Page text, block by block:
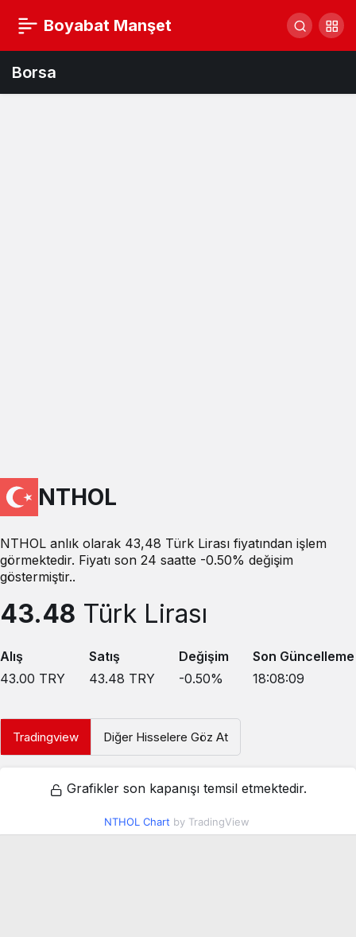
Boyabat Manşet
Borsa
NTHOL
NTHOL anlık olarak 43,48 Türk Lirası fiyatından işlem
görmektedir. Fiyatı son 24 saatte -0.50% değişim
göstermiştir..
43.48 Türk Lirası
Alış
43.00 TRY
Satış
43.48 TRY
Değişim
-0.50%
Son Güncelleme
18:08:09
Tradingview Diğer Hisselere Göz At
Grafikler son kapanışı temsil etmektedir.
NTHOL Chart by TradingView